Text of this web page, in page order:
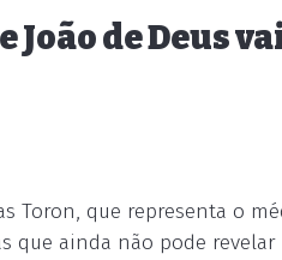
João de Deus
Toron, que representa o
que ainda não pode